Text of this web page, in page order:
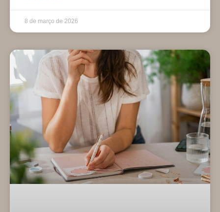
8 de março de 2026